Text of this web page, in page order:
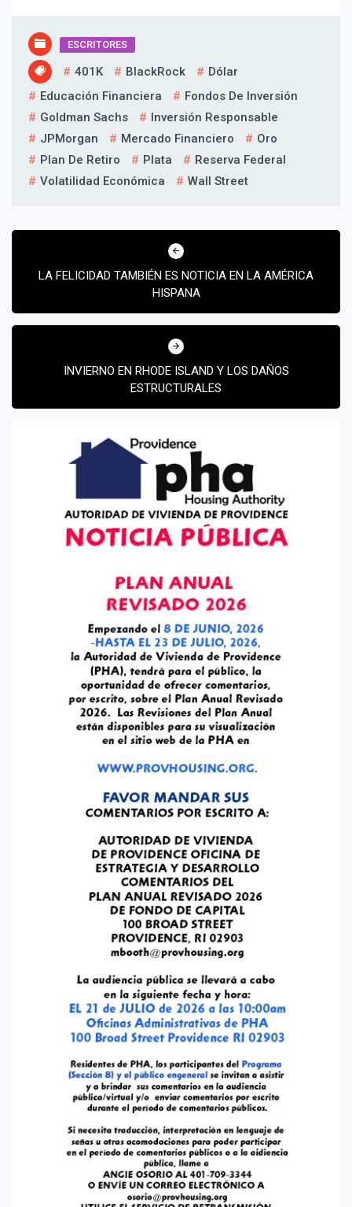
ESCRITORES
401K BlackRock
Dólar
Educación Financiera
Fondos De Inversión
Goldman Sachs
Inversión Responsable
JPMorgan
Mercado Financiero
Oro
Plan De Retiro
Plata
Reserva Federal
Volatilidad Económica
Wall Street
Navegación
entradas
LA FELICIDAD TAMBIÉN ES NOTICIA EN LA AMÉRICA
HISPANA
INVIERNO EN RHODE ISLAND Y LOS DAÑOS
ESTRUCTURALES